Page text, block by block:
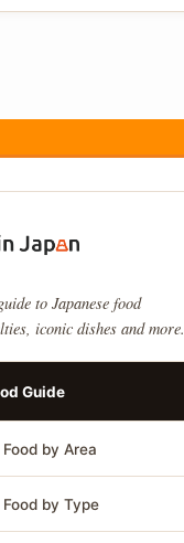
to Japanese food
iconic dishes and more.
Guide
by Area
by Type